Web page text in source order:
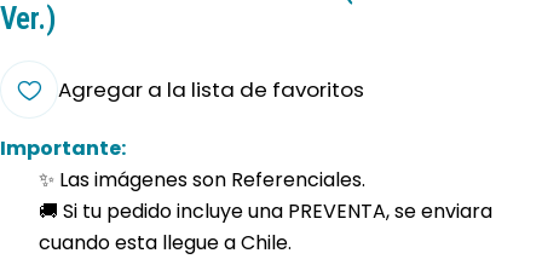
Ver.)
Agregar a la lista de favoritos
Importante:
✨ Las imágenes son Referenciales.
🚚 Si tu pedido incluye una PREVENTA, se enviara
cuando esta llegue a Chile.